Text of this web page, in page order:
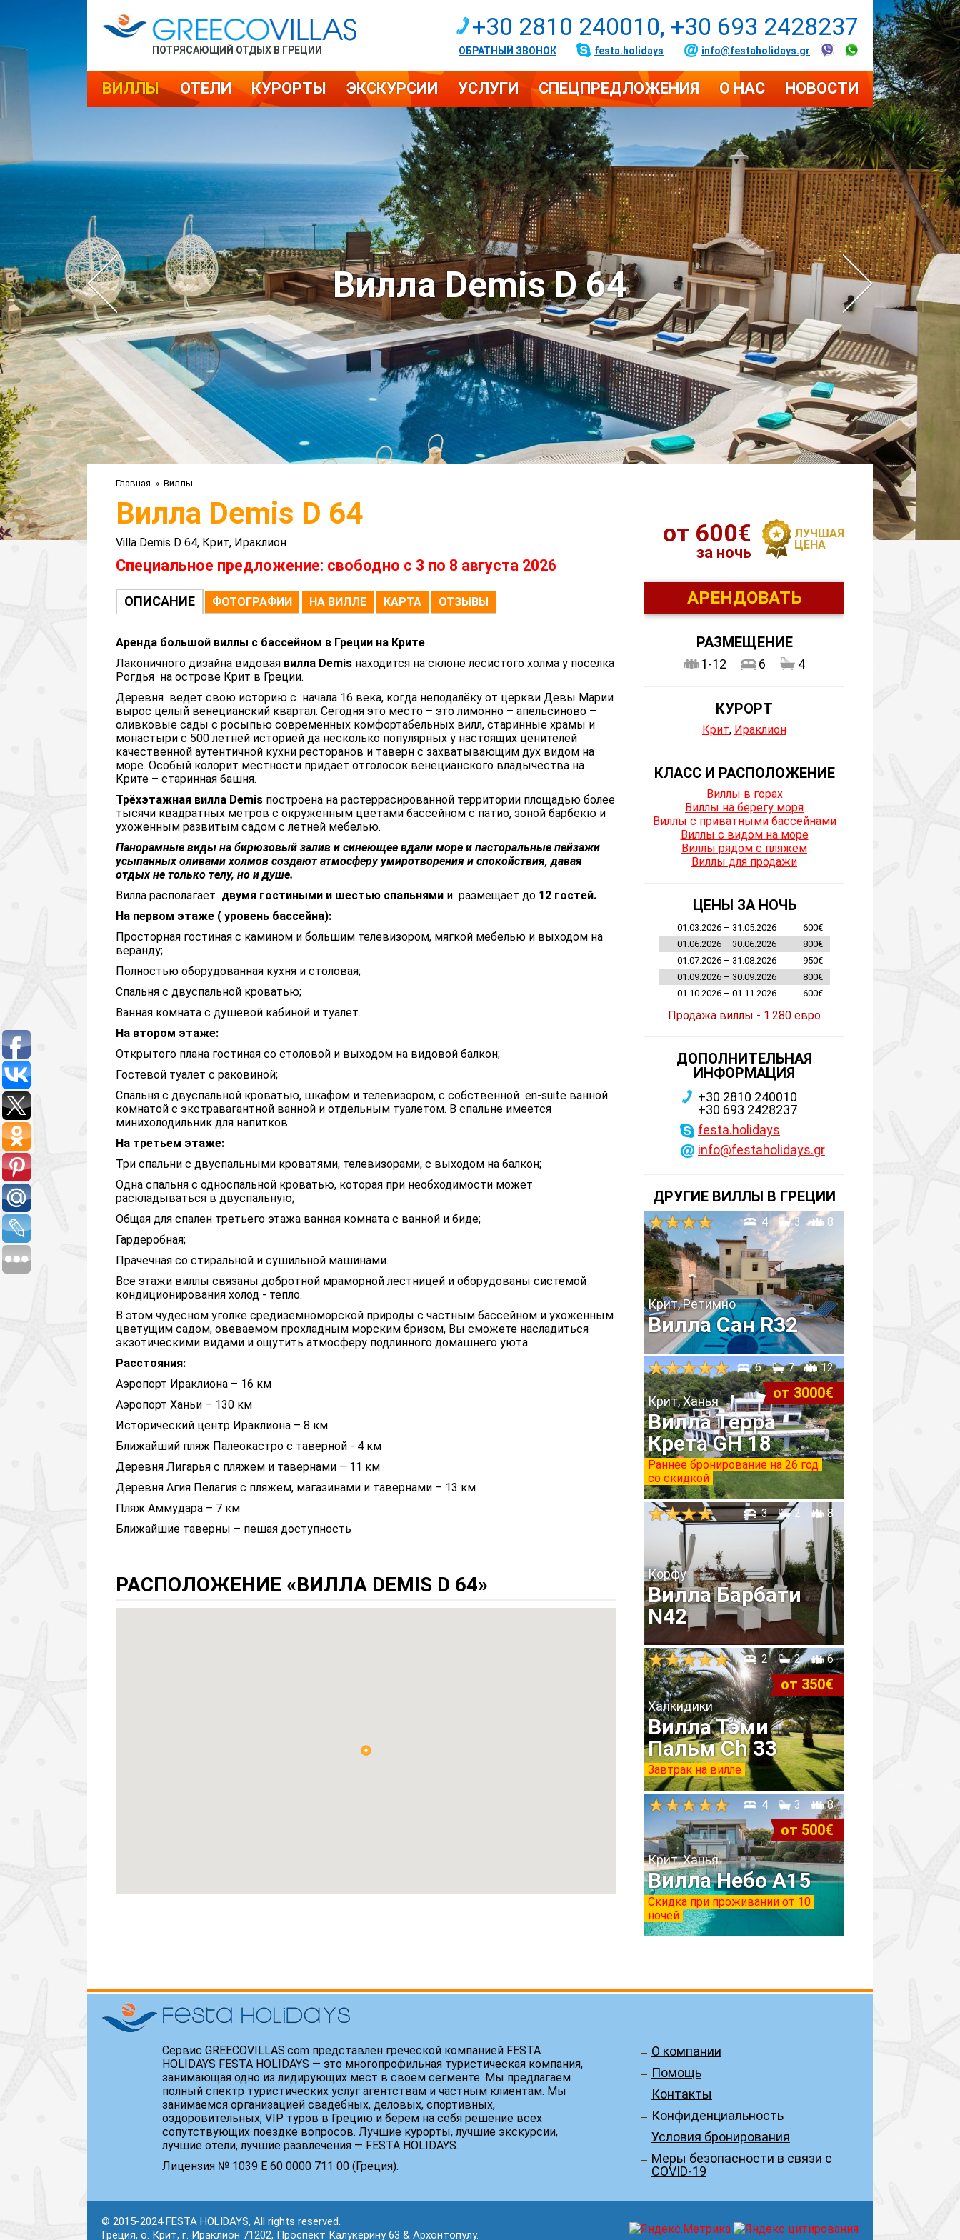
ПОТРЯСАЮЩИЙ ОТДЫХ В ГРЕЦИИ
+30 2810 240010, +30 693 2428237
ОБРАТНЫЙ ЗВОНОК festa.holidays info@festaholidays.gr
ВИЛЛЫ ОТЕЛИ КУРОРТЫ ЭКСКУРСИИ УСЛУГИ СПЕЦПРЕДЛОЖЕНИЯ О НАС НОВОСТИ
Вилла Demis D 64
Главная » Виллы
Вилла Demis D 64
Villa Demis D 64, Крит, Ираклион
Специальное предложение: свободно с 3 по 8 августа 2026
ОПИСАНИЕ ФОТОГРАФИИ НА ВИЛЛЕ КАРТА ОТЗЫВЫ
Аренда большой виллы с бассейном в Греции на Крите
Лаконичного дизайна видовая вилла Demis находится на склоне лесистого холма у поселка
Рогдья на острове Крит в Греции.
Деревня ведет свою историю с начала 16 века, когда неподалёку от церкви Девы Марии
вырос целый венецианский квартал. Сегодня это место – это лимонно – апельсиново –
оливковые сады с росыпью современных комфортабельных вилл, старинные храмы и
монастыри с 500 летней историей да несколько популярных у настоящих ценителей
качественной аутентичной кухни ресторанов и таверн с захватывающим дух видом на
море. Особый колорит местности придает отголосок венецианского владычества на
Крите – старинная башня.
Трёхэтажная вилла Demis построена на растеррасированной территории площадью более
тысячи квадратных метров с окруженным цветами бассейном с патио, зоной барбекю и
ухоженным развитым садом с летней мебелью.
Панорамные виды на бирюзовый залив и синеющее вдали море и пасторальные пейзажи
усыпанных оливами холмов создают атмосферу умиротворения и спокойствия, давая
отдых не только телу, но и душе.
Вилла располагает двумя гостиными и шестью спальнями и размещает до 12 гостей.
На первом этаже ( уровень бассейна):
Просторная гостиная с камином и большим телевизором, мягкой мебелью и выходом на
веранду;
Полностью оборудованная кухня и столовая;
Спальня с двуспальной кроватью;
Ванная комната с душевой кабиной и туалет.
На втором этаже:
Открытого плана гостиная со столовой и выходом на видовой балкон;
Гостевой туалет с раковиной;
Спальня с двуспальной кроватью, шкафом и телевизором, с собственной en-suite ванной
комнатой с экстравагантной ванной и отдельным туалетом. В спальне имеется
минихолодильник для напитков.
На третьем этаже:
Три спальни с двуспальными кроватями, телевизорами, с выходом на балкон;
Одна спальня с односпальной кроватью, которая при необходимости может
раскладываться в двуспальную;
Общая для спален третьего этажа ванная комната с ванной и биде;
Гардеробная;
Прачечная со стиральной и сушильной машинами.
Все этажи виллы связаны добротной мраморной лестницей и оборудованы системой
кондиционирования холод - тепло.
В этом чудесном уголке средиземноморской природы с частным бассейном и ухоженным
цветущим садом, овеваемом прохладным морским бризом, Вы сможете насладиться
экзотическими видами и ощутить атмосферу подлинного домашнего уюта.
Расстояния:
Аэропорт Ираклиона – 16 км
Аэропорт Ханьи – 130 км
Исторический центр Ираклиона – 8 км
Ближайший пляж Палеокастро с таверной - 4 км
Деревня Лигарья с пляжем и тавернами – 11 км
Деревня Агия Пелагия с пляжем, магазинами и тавернами – 13 км
Пляж Аммудара – 7 км
Ближайшие таверны – пешая доступность
РАСПОЛОЖЕНИЕ «ВИЛЛА DEMIS D 64»
от 600€
за ночь
ЛУЧШАЯ
ЦЕНА
АРЕНДОВАТЬ
РАЗМЕЩЕНИЕ
1-12 6 4
КУРОРТ
Крит, Ираклион
КЛАСС И РАСПОЛОЖЕНИЕ
Виллы в горах
Виллы на берегу моря
Виллы с приватными бассейнами
Виллы с видом на море
Виллы рядом с пляжем
Виллы для продажи
ЦЕНЫ ЗА НОЧЬ
01.03.2026 – 31.05.2026
600€
01.06.2026 – 30.06.2026
800€
01.07.2026 – 31.08.2026
950€
01.09.2026 – 30.09.2026
800€
01.10.2026 – 01.11.2026
600€
Продажа виллы - 1.280 евро
ДОПОЛНИТЕЛЬНАЯ
ИНФОРМАЦИЯ
+30 2810 240010
+30 693 2428237
festa.holidays
info@festaholidays.gr
ДРУГИЕ ВИЛЛЫ В ГРЕЦИИ
4 3 8
Крит, Ретимно
Вилла Сан R32
6 7 12
от 3000€
Крит, Ханья
Вилла Терра
Крета GH 18
Раннее бронирование на 26 год
со скидкой
3 2 8
Корфу
Вилла Барбати
N42
2 2 6
от 350€
Халкидики
Вилла Тэми
Пальм Ch 33
Завтрак на вилле
4 3 8
от 500€
Крит, Ханья
Вилла Небо A15
Скидка при проживании от 10
ночей
Сервис GREECOVILLAS.com представлен греческой компанией FESTA
HOLIDAYS FESTA HOLIDAYS — это многопрофильная туристическая компания,
занимающая одно из лидирующих мест в своем сегменте. Мы предлагаем
полный спектр туристических услуг агентствам и частным клиентам. Мы
занимаемся организацией свадебных, деловых, спортивных,
оздоровительных, VIP туров в Грецию и берем на себя решение всех
сопутствующих поездке вопросов. Лучшие курорты, лучшие экскурсии,
лучшие отели, лучшие развлечения — FESTA HOLIDAYS.
Лицензия № 1039 Е 60 0000 711 00 (Греция).
О компании
Помощь
Контакты
Конфиденциальность
Условия бронирования
Меры безопасности в связи с
COVID-19
© 2015-2024 FESTA HOLIDAYS, All rights reserved.
Греция, о. Крит, г. Ираклион 71202, Проспект Калукерину 63 & Архонтопулу.